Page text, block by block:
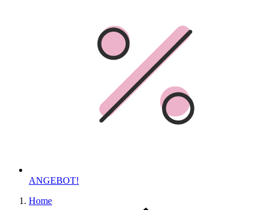
ANGEBOT!
Home